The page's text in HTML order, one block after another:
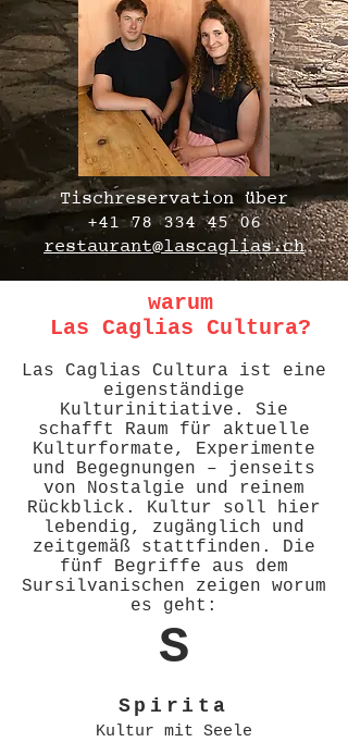
Tischreservation über
+41 78 334 45 06
restaurant@lascaglias.ch
warum
Las Caglias Cultura?
Las Caglias Cultura ist eine
eigenständige
Kulturinitiative. Sie
schafft Raum für aktuelle
Kulturformate, Experimente
und Begegnungen – jenseits
von Nostalgie und reinem
Rückblick. Kultur soll hier
lebendig, zugänglich und
zeitgemäß stattfinden. Die
fünf Begriffe aus dem
Sursilvanischen zeigen worum
es geht:
S
Spirita
Kultur mit Seele